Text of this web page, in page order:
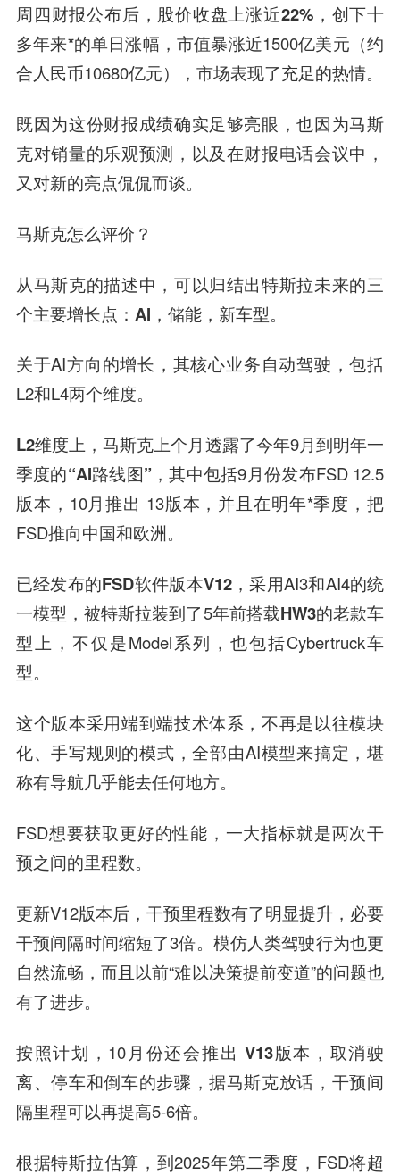
周四财报公布后，股价收盘上涨近22%，创下十
多年来*的单日涨幅 ，市值暴涨近1500亿美元（约
合人民币10680亿元），市场表现了充足的热情。
既因为这份财报成绩确实足够亮眼，也因为马斯
克对销量的乐观预测，以及在财报电话会议中，
又对新的亮点侃侃而谈。
马斯克怎么评价？
从马斯克的描述中，可以归结出特斯拉未来的三
个主要增长点： AI，储能，新车型。
关于AI方向的增长，其核心业务自动驾驶 ，包括
L2和L4两个维度。
L2维度上 ，马斯克上个月透露了今年9月到明年一
季度的“AI路线图”，其中包括9月份发布FSD 12.5
版本，10月推出 13版本，并且在明年*季度，把
FSD推向中国和欧洲。
已经发布的FSD软件版本V12，采用AI3和AI4的统
一模型，被特斯拉装到了5年前搭载HW3的老款车
型上，不仅是Model系列，也包括Cybertruck车
型。
这个版本采用端到端技术体系，不再是以往模块
化、手写规则的模式，全部由AI模型来搞定，堪
称有导航几乎能去任何地方。
FSD想要获取更好的性能，一大指标就是两次干
预之间的里程数。
更新V12版本后，干预里程数有了明显提升，必要
干预间隔时间缩短了3倍。模仿人类驾驶行为也更
自然流畅，而且以前“难以决策提前变道”的问题也
有了进步。
按照计划，10月份还会推出 V13版本 ，取消驶
离、停车和倒车的步骤，据马斯克放话，干预间
隔里程可以再提高5-6倍。
根据特斯拉估算，到2025年第二季度，FSD将超